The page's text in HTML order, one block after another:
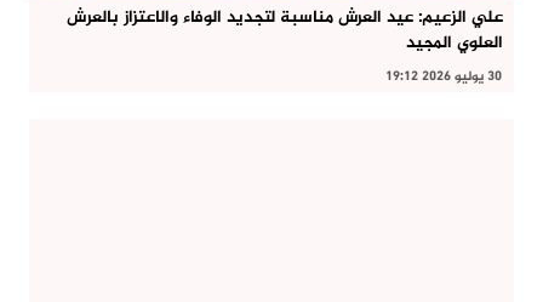
علي الزعيم: عيد العرش مناسبة لتجديد الوفاء والاعتزاز بالعرش
العلوي المجيد
30 يوليو 2026 19:12